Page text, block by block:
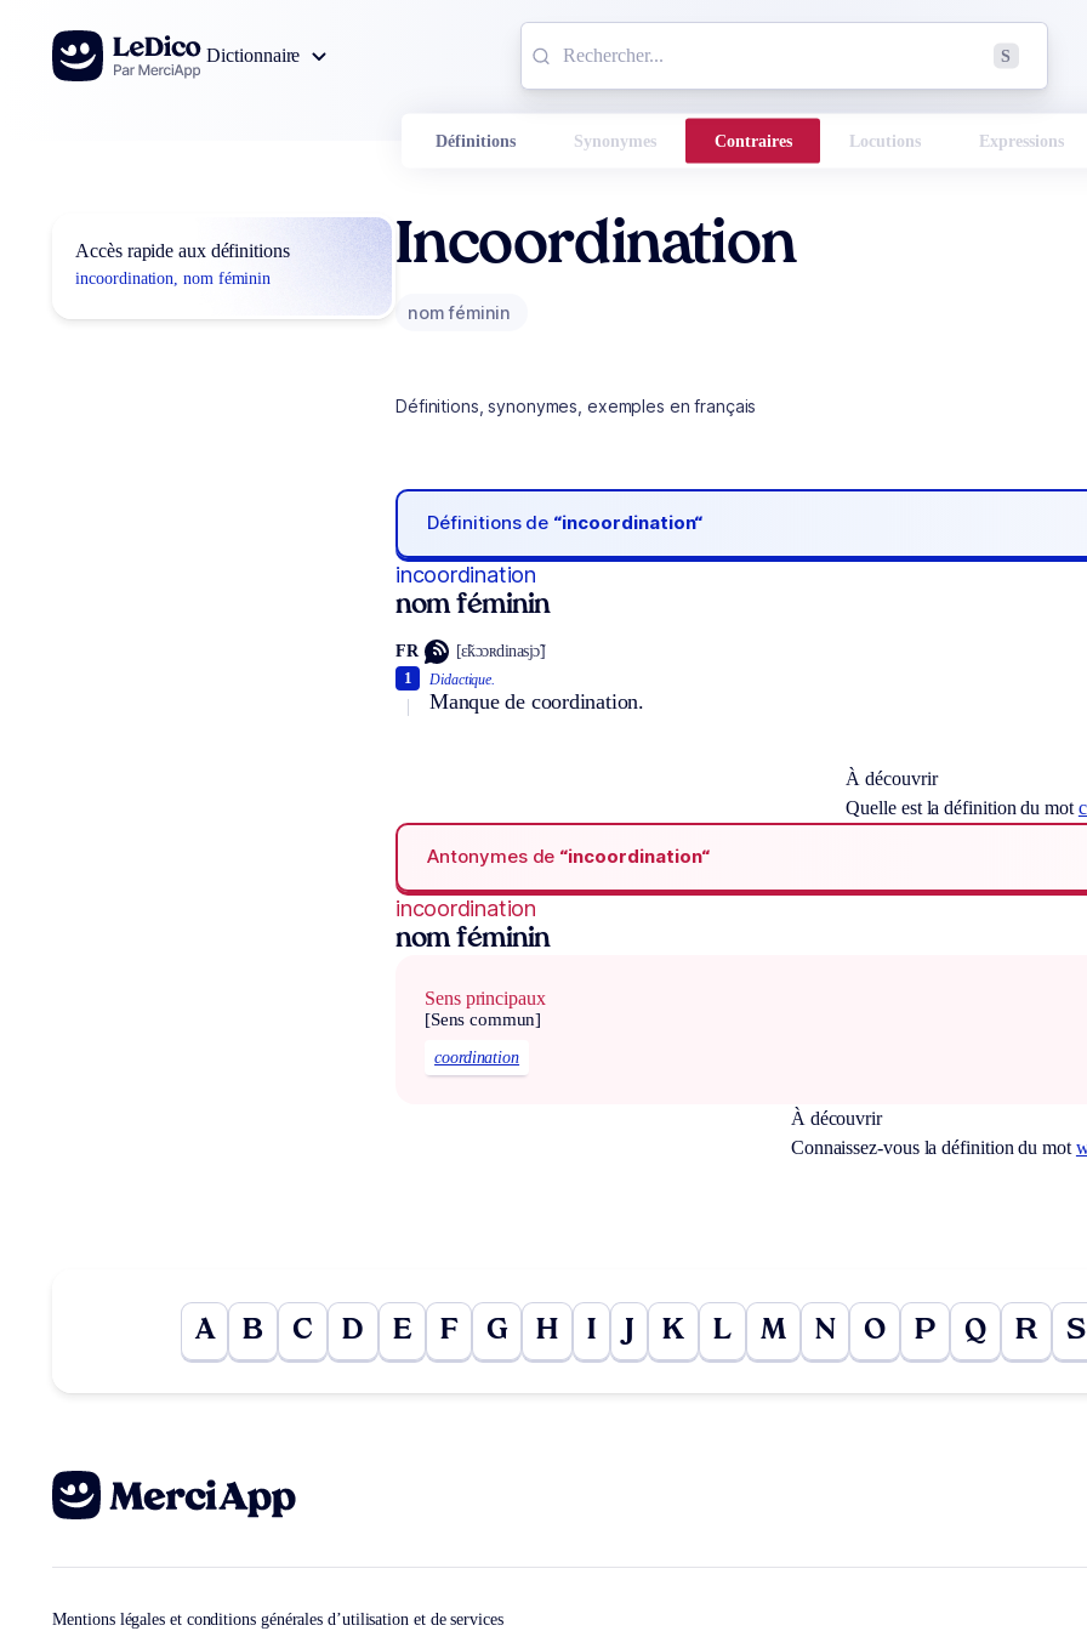
Aller au contenu
Dictionnaire
S
Définitions Synonymes Contraires Locutions Expressions
Accès rapide aux définitions
incoordination, nom féminin
Incoordination
nom féminin
Définitions, synonymes, exemples en français
Définitions de “incoordination“
incoordination
nom féminin
FR [ɛ̃kɔɔʀdinasjɔ̃]
Didactique.
Manque de coordination.
1
À découvrir
Quelle est la définition du mot
Antonymes de “incoordination“
incoordination
nom féminin
Sens principaux
[Sens commun]
coordination
À découvrir
Connaissez-vous la définition du mot
A B C D E F G H I J K L M N O P Q R S
Mentions légales et conditions générales d’utilisation et de services